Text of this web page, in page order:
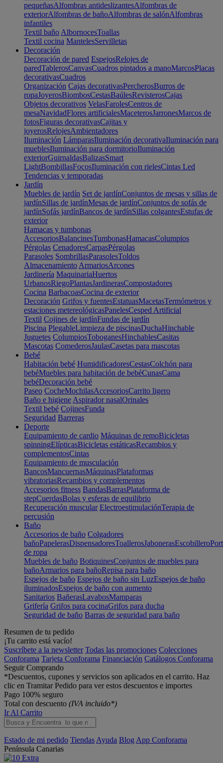
pequeñasAlfombras antideslizantesAlfombras de
exteriorAlfombras de bañoAlfombras de salónAlfombras
infantiles
Textil baño AlbornocesToallas
Textil cocina MantelesServilletas
Decoración
Decoración de pared EspejosRelojes de
paredTablerosCanvasCuadros pintados a manoMarcosPlacas
decorativasCuadros
Organización Cajas decorativasPercherosBurros de
ropaJoyerosBiombosCestasBaúlesRevisterosCajas
Objetos decorativos VelasFarolesCentros de
mesaNavidadFlores artificialesMaceterosJarronesMarcos de
fotosFiguras decorativasCajitas y
joyerosRelojesAmbientadores
Iluminación LámparasIluminación decorativaIluminación para
mueblesIluminación para dormitorioIluminación
exteriorGuirnaldasBalizasSmart
LightBombillasFocosIluminación con rielesCintas Led
Tendencias y temporadas
Jardín
Muebles de jardín Set de jardínConjuntos de mesas y sillas de
jardínSillas de jardínMesas de jardínConjuntos de sofás de
jardínSofás jardínBancos de jardínSillas colgantesEstufas de
exterior
Hamacas y tumbonas
AccesoriosBalancinesTumbonasHamacasColumpios
Pérgolas CenadoresCarpasPérgolas
Parasoles SombrillasParasolesToldos
Almacenamiento ArmariosArcones
Jardinería MaquinariaHuertos
UrbanosRiegoPlantasJardinerasCompostadores
Cocina BarbacoasCocina de exterior
Decoración Grifos y fuentesEstatuasMacetasTermómetros y
estaciones metereológicasPanelesCesped Artificial
Textil Cojines de jardínFundas de jardín
Piscina PlegableLimpieza de piscinasDuchaHinchable
Juguetes ColumpiosToboganesHinchablesCasitas
Mascotas ComederosJaulasCasetas para mascotas
Bebé
Habitación bebé HumidificadoresCestasColchón para
bebéMuebles para habitación de bebéCunasCama
bebéDecoración bebé
Paseo CocheMochilasAccesoriosCarrito ligero
Baño e higiene Aspirador nasalOrinales
Textil bebé CojinesFunda
Seguridad Barreras
Deporte
Equipamiento de cardio Máquinas de remoBicicletas
spinningElípticasBicicletas estáticasRecambios y
complementosCintas
Equipamiento de musculación
BancosMancuernasMáquinasPlataformas
vibratoriasRecambios y complementos
Accesorios fitness BandasBarrasPlataforma de
stepCuerdasBolas y esferas de equilibrio
Recuperación muscular ElectroestimulaciónTerapia de
percusión
Baño
Accesorios de baño Colgadores
bañoPapelerasDispensadoresToallerosJabonerasEscobillero
de ropa
Muebles de baño BotiquinesConjuntos de muebles para
bañoArmarios para bañoRepisa para baño
Espejos de baño Espejos de baño sin LuzEspejos de baño
iluminadosEspejos de baño con aumento
Sanitarios BañerasLavabosMamparas
Grifería Grifos para cocinaGrifos para ducha
Seguridad de baño Barras de seguridad para baño
Resumen de tu pedido
¡Tu carrito está vacío!
Suscríbete a la newsletter Todas las promociones Colecciones
Conforama Tarjeta Conforama Financiación Catálogos Conforama
Seguir Comprando
*Descuentos, cupones y servicios son aplicados en el carrito. Haz
clic en Tramitar Pedido para ver estos descuentos e importes
Pago 100% seguro
Total con descuento (IVA incluido*)
Ir Al Carrito
Estado de mi pedido Tiendas Ayuda Blog App Conforama
Península Canarias